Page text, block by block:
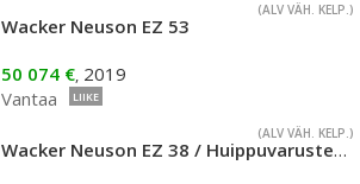
(ALV VÄH. KELP.)
Wacker Neuson EZ 53
50 074 €, 2019
Vantaa
LIIKE
(ALV VÄH. KELP.)
Wacker Neuson EZ 38 / Huippuvarusteltu minikaivuri!